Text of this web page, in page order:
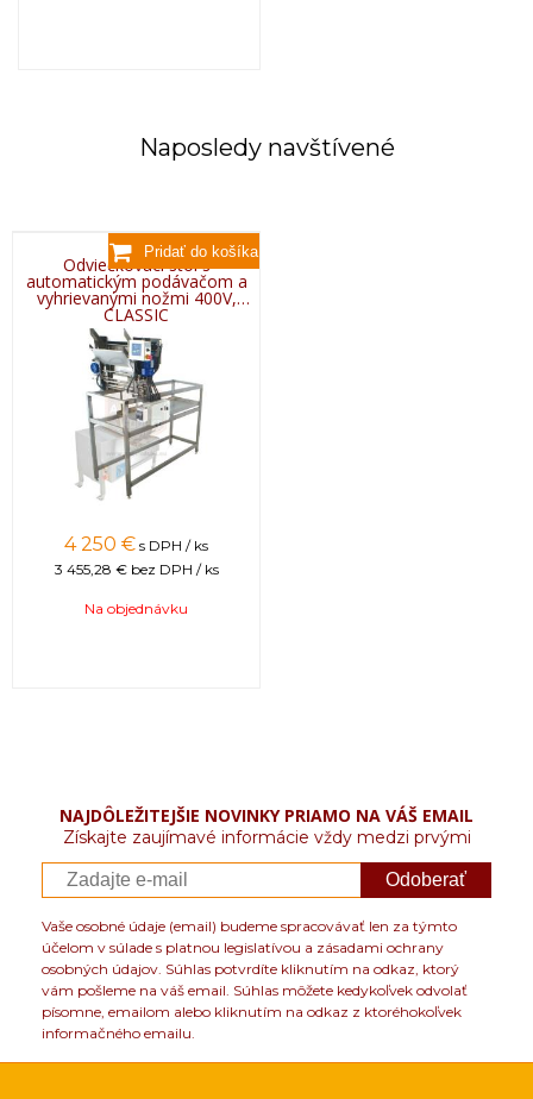
Naposledy navštívené
Odviečkovací stôl s
automatickým podávačom a
vyhrievanými nožmi 400V,
CLASSIC
4 250 € s DPH / ks
3 455,28 € bez DPH / ks
Na objednávku
NAJDÔLEŽITEJŠIE NOVINKY PRIAMO NA VÁŠ EMAIL
Získajte zaujímavé informácie vždy medzi prvými
Odoberať
Vaše osobné údaje (email) budeme spracovávať len za týmto
účelom v súlade s platnou legislatívou a zásadami ochrany
osobných údajov. Súhlas potvrdíte kliknutím na odkaz, ktorý
vám pošleme na váš email. Súhlas môžete kedykoľvek odvolať
písomne, emailom alebo kliknutím na odkaz z ktoréhokoľvek
informačného emailu.